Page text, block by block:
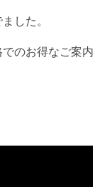
した。
のお得なご案内